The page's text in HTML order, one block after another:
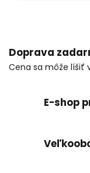
Doprava
Cena sa môže líšiť
E-shop